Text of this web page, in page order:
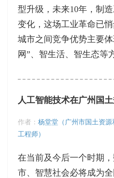
型升级，未来10年，制
变化，这场工业革命已悄
城市之间竞争优势主要
网”、智生活、智生态等
人工智能技术在广州国
作者： 杨堂堂（广州市国土资
工程师）
在当前及今后一个时期
市、智慧社会必将成为